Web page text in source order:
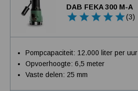
DAB FEKA 300 M-A
(3)
Pompcapaciteit: 12.000 liter per uur
Opvoerhoogte: 6,5 meter
Vaste delen: 25 mm